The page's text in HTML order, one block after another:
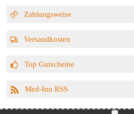
Zahlungsweise
Versandkosten
Top Gutscheine
Med-Inn RSS